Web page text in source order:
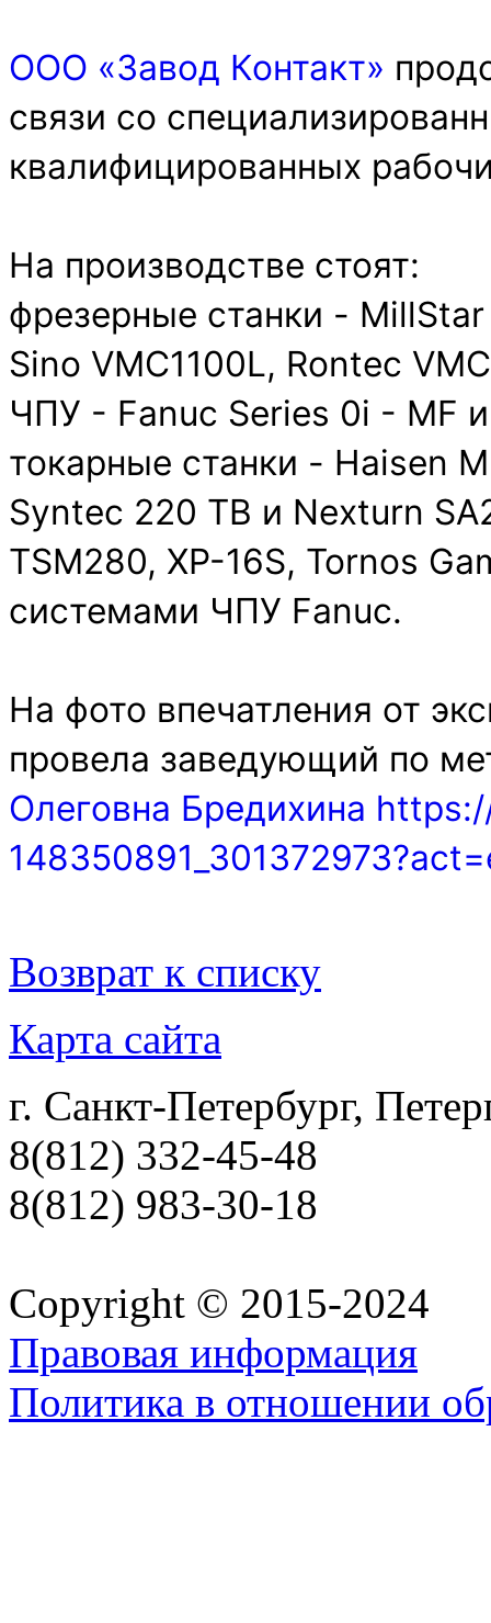
ООО «Завод Контакт»
связи со
квалифицированных
На производстве стоят:
фрезерные станки -
Sino VMC1100L, Rontec
ЧПУ - Fanuc Series 0i - MF
токарные станки - Haisen
Syntec 220 TB и Nexturn
TSM280, XP-16S, Tornos
системами ЧПУ Fanuc.
На фото впечатления от
провела заведующий по
Олеговна Бредихина
Возврат к списку
Карта сайта
г. Санкт-Петербург,
8(812) 332-45-48
8(812) 983-30-18
Copyright © 2015-2024
Правовая информация
Политика в отношении